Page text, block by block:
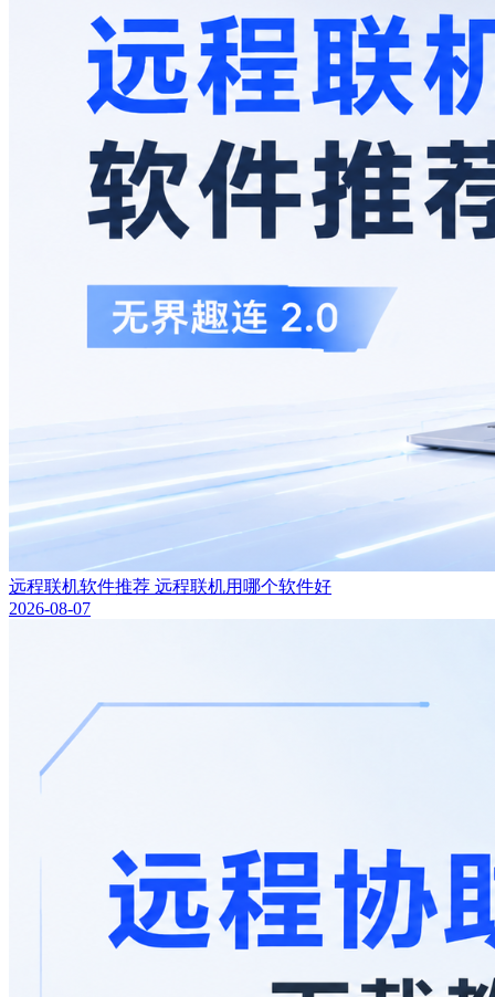
远程联机软件推荐 远程联机用哪个软件好
2026-08-07